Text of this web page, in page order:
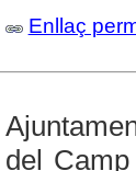
Enllaç
del Camp